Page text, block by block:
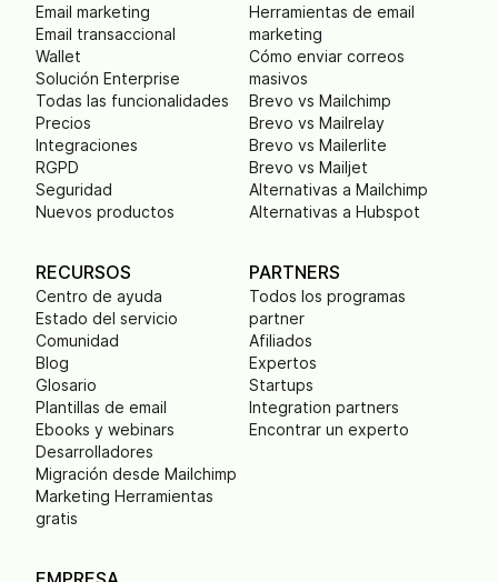
Email marketing
Email transaccional
Wallet
Solución Enterprise
Todas las funcionalidades
Precios
Integraciones
RGPD
Seguridad
Nuevos productos
Herramientas de email
marketing
Cómo enviar correos
masivos
Brevo vs Mailchimp
Brevo vs Mailrelay
Brevo vs Mailerlite
Brevo vs Mailjet
Alternativas a Mailchimp
Alternativas a Hubspot
RECURSOS
Centro de ayuda
Estado del servicio
Comunidad
Blog
Glosario
Plantillas de email
Ebooks y webinars
Desarrolladores
Migración desde Mailchimp
Marketing Herramientas
gratis
PARTNERS
Todos los programas
partner
Afiliados
Expertos
Startups
Integration partners
Encontrar un experto